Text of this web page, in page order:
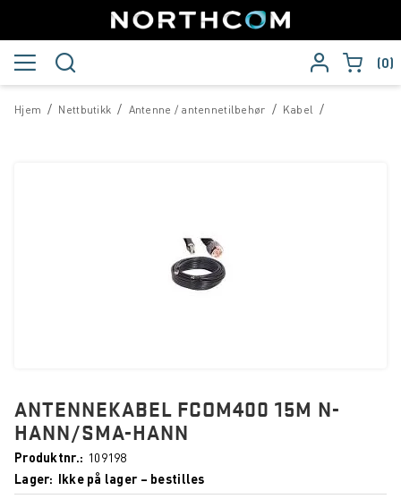
0
/
Hjem /
Nettbutikk /
Antenne / antennetilbehør /
Kabel
ANTENNEKABEL FCOM400 15M N-
HANN/SMA-HANN
Produktnr.
109198
Lager
Ikke på lager – bestilles